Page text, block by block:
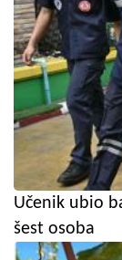
Učenik ubio
šest osoba